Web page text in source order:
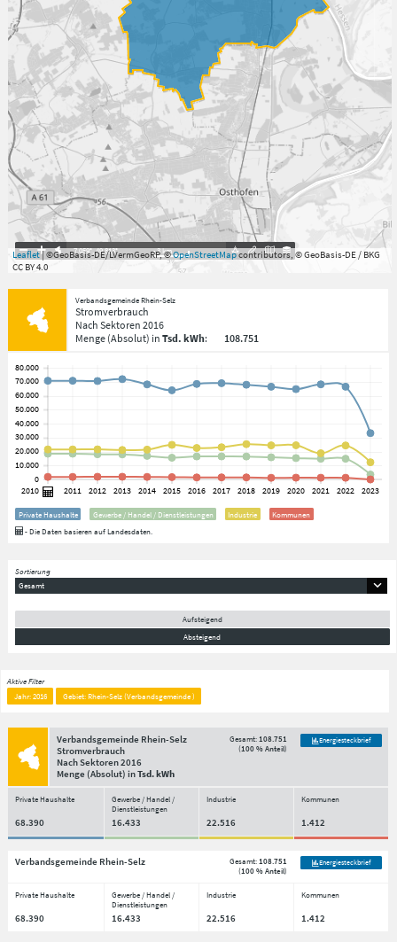
7.059°,49.813° 3km
Leaflet| ©GeoBasis-DE/LVermGeoRP, ©OpenStreetMapcontributors, © GeoBasis-DE / BKG
CC BY 4.0
Verbandsgemeinde Rhein-Selz
Stromverbrauch
Nach Sektoren 2016
Menge(Absolut) in Tsd. kWh: 108.751
Private Haushalte Gewerbe / Handel / Dienstleistungen Industrie
Kommunen
- Die Daten basieren auf Landesdaten.
Sortierung
Gesamt
Aufsteigend
Absteigend
Aktive Filter
Jahr: 2016
Gebiet: Rhein-Selz (Verbandsgemeinde )
Verbandsgemeinde Rhein-Selz
Stromverbrauch
Nach Sektoren2016
Menge(Absolut) inTsd. kWh
Gesamt: 108.751
(100 % Anteil)
Energiesteckbrief
Private Haushalte
Gewerbe / Handel /
Dienstleistungen
Industrie Kommunen
68.390 16.433 22.516 1.412
Verbandsgemeinde Rhein-Selz Gesamt: 108.751
(100 % Anteil)
Energiesteckbrief
Private Haushalte
Gewerbe / Handel /
Dienstleistungen
Industrie Kommunen
68.390 16.433 22.516 1.412